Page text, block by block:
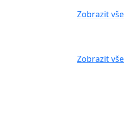
Zobrazit vše
Zobrazit vše